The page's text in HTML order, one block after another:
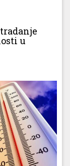
u